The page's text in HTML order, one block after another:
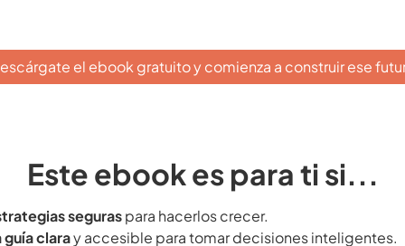
el ebook gratuito y comienza a construir ese
Este ebook es para ti si...
seguraspara hacerlos crecer.
guía claray accesible para tomar decisiones inteligentes.